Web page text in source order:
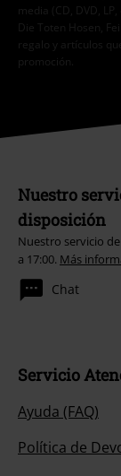
media (CD, DVD,
Die Toten Hosen,
regalo y artículos
promoción.
Nuestro
disposición
Nuestro servicio
a 17:00. Más
Chat
Servicio
Ayuda (FAQ)
Política de